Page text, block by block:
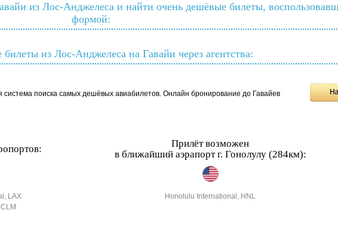
из Лос-Анджелеса и найти очень дешёвые билеты,
формой:
билеты из Лос-Анджелеса на Гавайи через агентства:
поиска самых дешёвых авиабилетов. Онлайн бронирование до Гавайев
Прилёт возможен
в ближайший аэрапорт г. Гонолулу (284км):
LAX
Honolulu International, HNL